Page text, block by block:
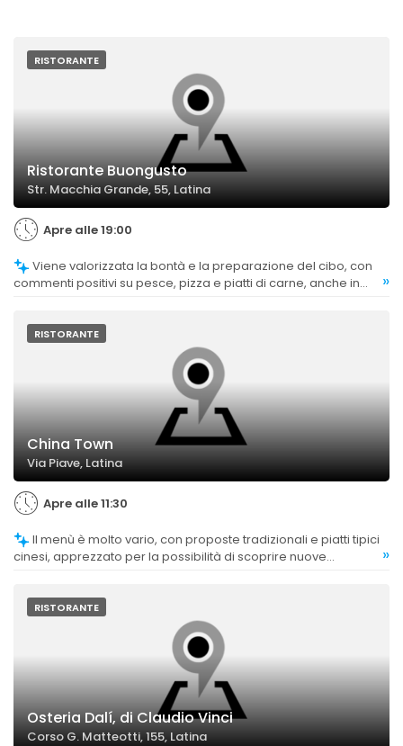
RISTORANTE
Ristorante Buongusto
Str. Macchia Grande, 55, Latina
Apre alle 19:00
commenti positivi su pesce, pizza e piatti di carne, anche in
»
RISTORANTE
China Town
Via Piave, Latina
Apre alle 11:30
cinesi, apprezzato per la possibilità di scoprire nuove
»
RISTORANTE
Osteria Dalí, di Claudio Vinci
Corso G. Matteotti, 155, Latina